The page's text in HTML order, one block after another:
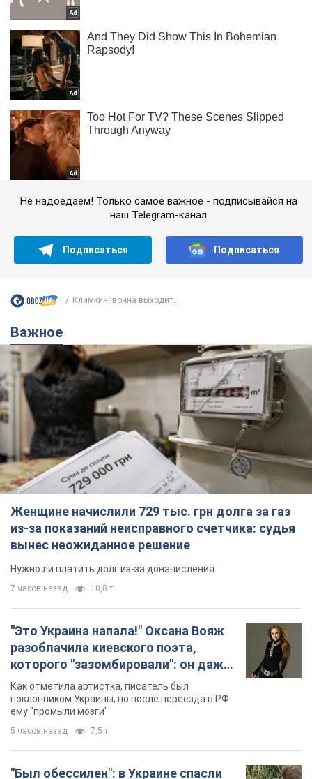
Не надоедаем! Только самое важное - подписывайся на
наш Telegram-канал
Подписаться Подписаться
Климкин: война выходит...
Важное
Женщине начислили 729 тыс. грн долга за газ
из-за показаний неисправного счетчика: судья
вынес неожиданное решение
Нужно ли платить долг из-за доначисления
7 часов назад 10,8 т.
"Это Украина напала!" Оксана Вояж
разоблачила киевского поэта,
которого "зазомбировали": он даже
русского не знал, а теперь хочет
геноцида украинцев
Как отметила артистка, писатель был
поклонником Украины, но после переезда в РФ
ему "промыли мозги"
5 часов назад 7,5 т.
"Был обессилен": в Украине спасли